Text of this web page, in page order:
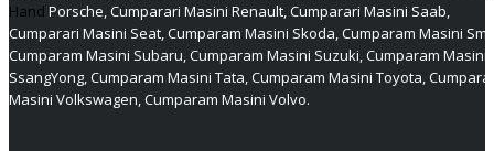
Hand Porsche, Cumparari Masini Renault, Cumparari Masini Saab,
Cumparari Masini Seat, Cumparam Masini Skoda, Cumparam Masini
Cumparam Masini Subaru, Cumparam Masini Suzuki, Cumparam Masini
SsangYong, Cumparam Masini Tata, Cumparam Masini Toyota,
Masini Volkswagen, Cumparam Masini Volvo.